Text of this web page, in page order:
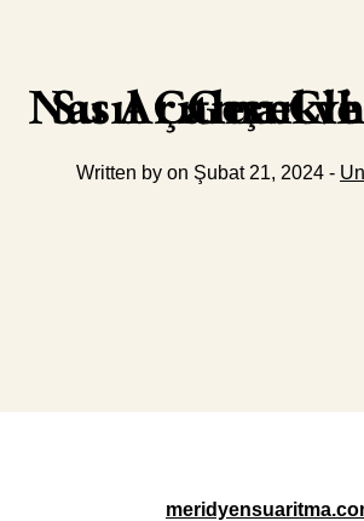
Su Arıtma Cihazları Nasıl Çalışır ve Neden Gerekli
Written by on Şubat 21, 2024 -